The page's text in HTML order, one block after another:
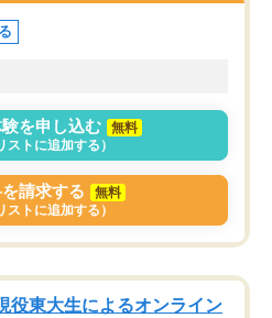
を申し込む
無料
ストに追加する）
請求する
無料
ストに追加する）
役東大生によるオンライン